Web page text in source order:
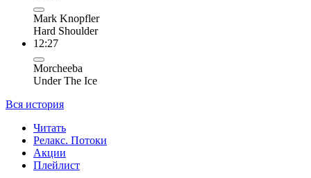
Mark Knopfler
Hard Shoulder
12:27
Morcheeba
Under The Ice
Вся история
Читать
Релакс. Потоки
Акции
Плейлист